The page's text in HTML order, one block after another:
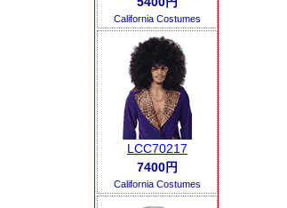
California Costumes
LCC70217
7400円
California Costumes